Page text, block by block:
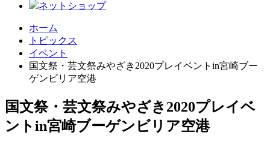
ネットショップ
ホーム
トピックス
イベント
国文祭・芸文祭みやざき2020プレイベントin宮崎ブー
ゲンビリア空港
国文祭・芸文祭みやざき2020プレイベ
ントin宮崎ブーゲンビリア空港